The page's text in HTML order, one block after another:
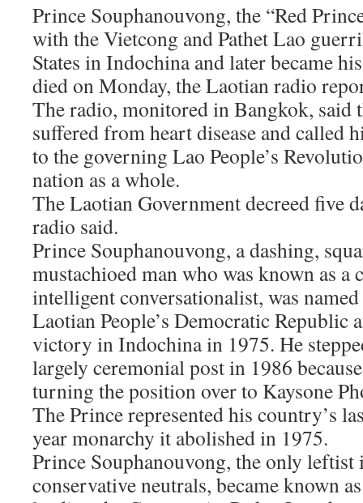
Prince Souphanouvong, the “Red
with the Vietcong and Pathet Lao
States in Indochina and later became
died on Monday, the Laotian radio
The radio, monitored in Bangkok, said
suffered from heart disease and called
to the governing Lao People’s
nation as a whole.
The Laotian Government decreed five
radio said.
Prince Souphanouvong, a dashing,
mustachioed man who was known as a
intelligent conversationalist, was
Laotian People’s Democratic Republic
victory in Indochina in 1975. He
largely ceremonial post in 1986
turning the position over to Kaysone
The Prince represented his country’s
year monarchy it abolished in 1975.
Prince Souphanouvong, the only
conservative neutrals, became known